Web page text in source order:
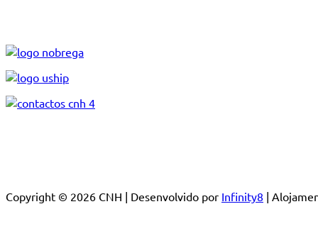
Copyright © 2026 CNH | Desenvolvido por Infinity8 |